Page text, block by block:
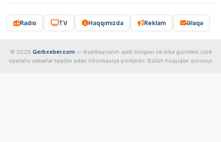
Radio TV Haqqımızda Reklam Əlaqə
© 2026 Qerbxeber.com — Azərbaycanın qərb bölgəsi və ölkə gündəmi üzrə
operativ xəbərlər təqdim edən informasiya portalıdır. Bütün hüquqlar qorunur.